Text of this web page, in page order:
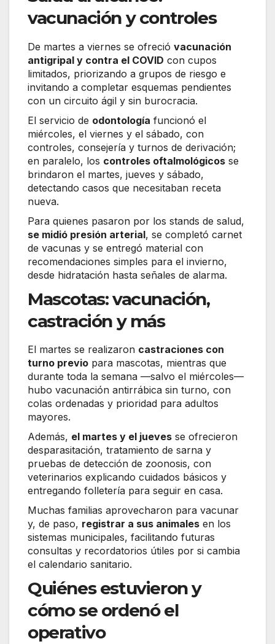
vacunación y controles
De martes a viernes se ofreció vacunación
antigripal y contra el COVID con cupos
limitados, priorizando a grupos de riesgo e
invitando a completar esquemas pendientes
con un circuito ágil y sin burocracia.
El servicio de odontología funcionó el
miércoles, el viernes y el sábado, con
controles, consejería y turnos de derivación;
en paralelo, los controles oftalmológicos se
brindaron el martes, jueves y sábado,
detectando casos que necesitaban receta
nueva.
Para quienes pasaron por los stands de salud,
se midió presión arterial, se completó carnet
de vacunas y se entregó material con
recomendaciones simples para el invierno,
desde hidratación hasta señales de alarma.
Mascotas: vacunación,
castración y más
El martes se realizaron castraciones con
turno previo para mascotas, mientras que
durante toda la semana —salvo el miércoles—
hubo vacunación antirrábica sin turno, con
colas ordenadas y prioridad para adultos
mayores.
Además, el martes y el jueves se ofrecieron
desparasitación, tratamiento de sarna y
pruebas de detección de zoonosis, con
veterinarios explicando cuidados básicos y
entregando folletería para seguir en casa.
Muchas familias aprovecharon para vacunar
y, de paso, registrar a sus animales en los
sistemas municipales, facilitando futuras
consultas y recordatorios útiles por si cambia
el calendario sanitario.
Quiénes estuvieron y
cómo se ordenó el
operativo